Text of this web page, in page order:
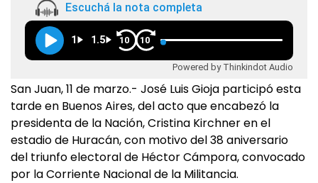
Escuchá la nota completa
1 1.5 10 10
Powered by Thinkindot Audio
San Juan, 11 de marzo.- José Luis Gioja participó esta
tarde en Buenos Aires, del acto que encabezó la
presidenta de la Nación, Cristina Kirchner en el
estadio de Huracán, con motivo del 38 aniversario
del triunfo electoral de Héctor Cámpora, convocado
por la Corriente Nacional de la Militancia.